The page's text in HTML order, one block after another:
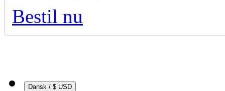
Bestil nu
Dansk / $ USD